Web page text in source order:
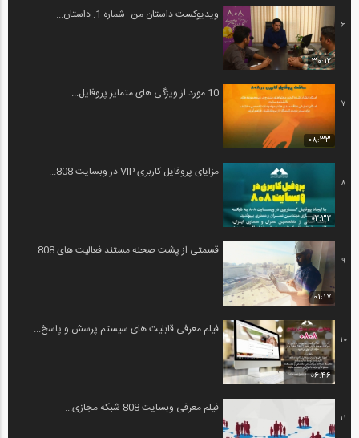
6
30:12
ویدیوکست داستان من- شماره 1: داستان...
7
08:33
10 مورد از ویژگی های متمایز پروفایل...
8
02:32
مزایای پروفایل کاربری VIP در وبسایت 808...
9
01:17
قسمتی از پشت صحنه مستند فعالیت های 808
10
06:46
فیلم معرفی قابلیت های سیستم پرسش و پاسخ...
11
فیلم معرفی وبسایت 808 شبکه مجازی...